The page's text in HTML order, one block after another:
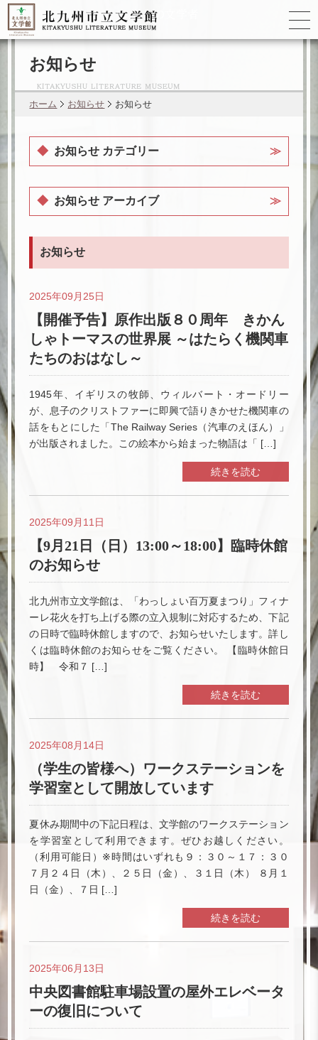
ゆかりの
お知らせ
ホーム お知らせ お知らせ
お知らせ
2025年09月25日
【開催予告】原作出版８０周年 きかん
しゃトーマスの世界展 ～はたらく機関車
たちのおはなし～
1945年、イギリスの牧師、ウィルバート・オードリー
が、息子のクリストファーに即興で語りきかせた機関車の
話をもとにした「The Railway Series（汽車のえほん）」
が出版されました。この絵本から始まった物語は「 […]
続きを読む
2025年09月11日
【9月21日（日）13:00～18:00】臨時休館
のお知らせ
北九州市立文学館は、「わっしょい百万夏まつり」フィナ
ーレ花火を打ち上げる際の立入規制に対応するため、下記
の日時で臨時休館しますので、お知らせいたします。詳し
くは臨時休館のお知らせをご覧ください。 【臨時休館日
時】 令和７ […]
続きを読む
2025年08月14日
（学生の皆様へ）ワークステーションを
学習室として開放しています
夏休み期間中の下記日程は、文学館のワークステーション
を学習室として利用できます。ぜひお越しください。
（利用可能日）※時間はいずれも９：３０～１７：３０
７月２４日（木）、２５日（金）、３１日（木） ８月１
日（金）、７日 […]
続きを読む
2025年06月13日
中央図書館駐車場設置の屋外エレベータ
ーの復旧について
お知らせ カテゴリー
お知らせ アーカイブ